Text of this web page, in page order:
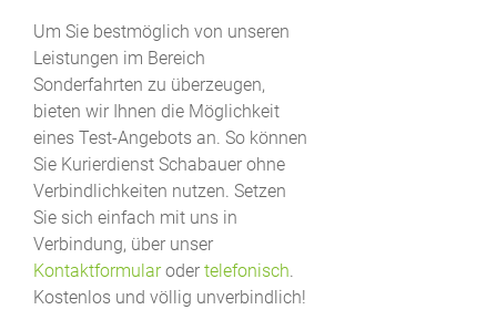
Um Sie bestmöglich von unseren
Leistungen im Bereich
Sonderfahrten zu überzeugen,
bieten wir Ihnen die Möglichkeit
eines Test-Angebots an. So können
Sie Kurierdienst Schabauer ohne
Verbindlichkeiten nutzen. Setzen
Sie sich einfach mit uns in
Verbindung, über unser
Kontaktformularoder telefonisch.
Kostenlos und völlig unverbindlich!